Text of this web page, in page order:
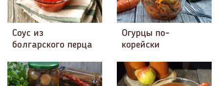
Соус из
болгарского перца
Огурцы по-
корейски